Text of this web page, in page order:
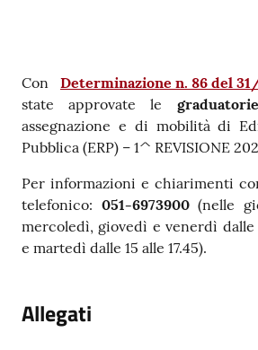
Contenuto
Con Determinazione n. 86 del
state approvate le
assegnazione e di mobilità di
Pubblica (ERP) – 1^ REVISIONE
Per informazioni e chiarimenti
telefonico: 051-6973900(nelle
mercoledì, giovedì e venerdì dalle
e martedì dalle 15 alle 17.45).
Allegati